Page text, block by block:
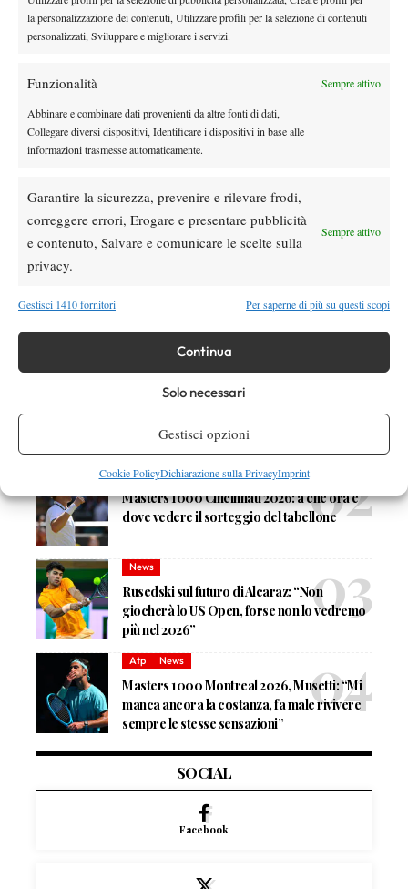
la personalizzazione dei contenuti, Utilizzare profili per la selezione di contenuti
personalizzati, Sviluppare e migliorare i servizi.
Funzionalità Sempre attivo
Abbinare e combinare dati provenienti da altre fonti di dati,
Collegare diversi dispositivi, Identificare i dispositivi in base alle
informazioni trasmesse automaticamente.
Garantire la sicurezza, prevenire e rilevare frodi,
correggere errori, Erogare e presentare pubblicità
e contenuto, Salvare e comunicare le scelte sulla
privacy.
Sempre attivo
Gestisci 1410 fornitori Per saperne di più su questi scopi
Continua
Solo necessari
Gestisci opzioni
Cookie PolicyDichiarazione sulla PrivacyImprint
Noterete degli inservienti dopo le 13 locali ramazzare con
delle scope per pulire il campo da dei detriti. Di cosa si tratta?
rifiuti bruciati
. Lo smaltimento dei rifiuti attraverso l’accensione
di fuochi è una pratica abbastanza ricorrente a Pune (e non solo)
e pertanto l’inquinamento regna ahinoi sovrano.
TAGGED: Pune
DI TENDENZA
Masters 1000 Cincinnati 2026: forfait di
Tennis in TV
Masters 1000 Cincinnati 2026: a che ora e
dove vedere il sorteggio del tabellone
News
Rusedski sul futuro di Alcaraz: “Non
giocherà lo US Open, forse non lo vedremo
più nel 2026”
Atp News
Masters 1000 Montreal 2026, Musetti: “Mi
manca ancora la costanza, fa male rivivere
sempre le stesse sensazioni”
SOCIAL
Facebook